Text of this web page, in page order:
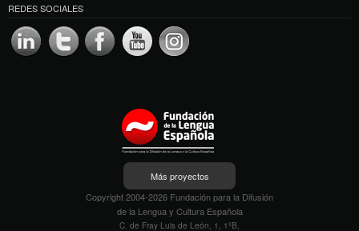
REDES SOCIALES
Más proyectos
Copyright 2004-2026 Fundación para la Difusión
de la Lengua y Cultura Española
C. de Fray Luis de León, 1, 1ºB,